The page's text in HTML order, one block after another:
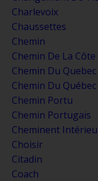
Charlevoix
Chaussettes
Chemin
Chemin De La Côte
Chemin Du Quebec
Chemin Du Québec
Chemin Portu
Chemin Portugais
Cheminent
Choisir
Citadin
Coach